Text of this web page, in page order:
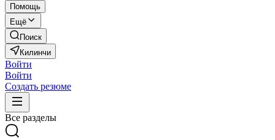
Помощь
Ещё
Поиск
Килинчи
Войти
Войти
Создать резюме
Все разделы